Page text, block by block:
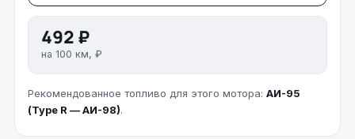
492 ₽
на 100 км, ₽
Рекомендованное топливо для этого мотора: АИ-95
(Type R — АИ-98).